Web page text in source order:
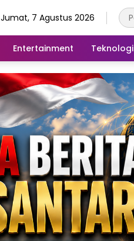
Jumat, 7 Agustus 2026
Entertainment Teknologi